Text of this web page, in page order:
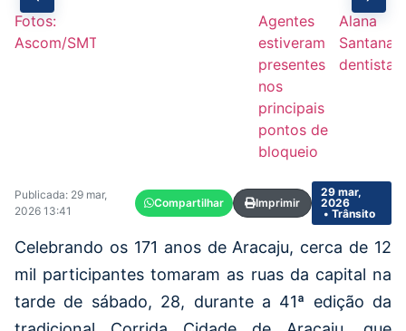
Fotos:
Ascom/SMTT
Agentes
estiveram
presentes
nos
principais
pontos de
bloqueio
Alana
Santana,
dentista
Publicada: 29 mar,
2026 13:41
Compartilhar Imprimir
29 mar,
2026
• Trânsito
Celebrando os 171 anos de Aracaju, cerca de 12
mil participantes tomaram as ruas da capital na
tarde de sábado, 28, durante a 41ª edição da